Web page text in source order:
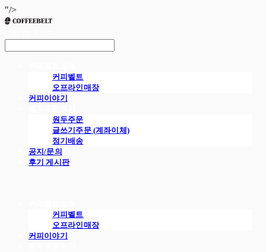
"/>
커피벨트
오프라인매장
커피이야기
원두주문
글쓰기주문 (계좌이체)
정기배송
공지/문의
후기 게시판
커피벨트
오프라인매장
커피이야기